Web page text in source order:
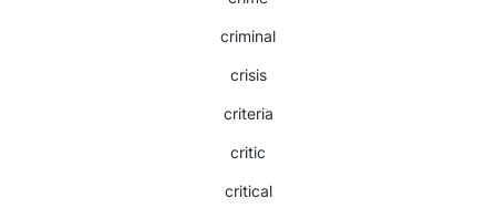
criminal
crisis
criteria
critic
critical